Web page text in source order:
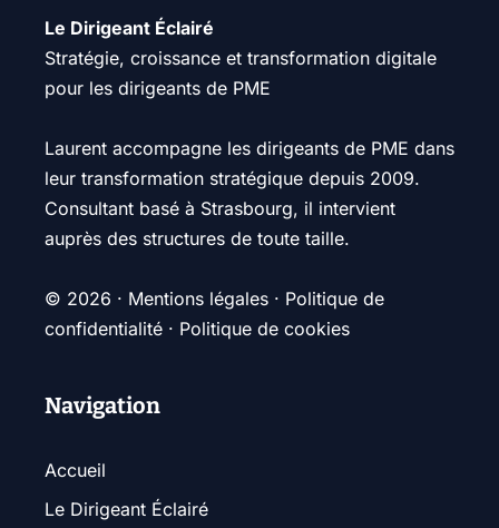
Le Dirigeant Éclairé
Stratégie, croissance et transformation digitale
pour les dirigeants de PME
Laurent accompagne les dirigeants de PME dans
leur transformation stratégique depuis 2009.
Consultant basé à Strasbourg, il intervient
auprès des structures de toute taille.
© 2026 · Mentions légales · Politique de
confidentialité · Politique de cookies
Navigation
Accueil
Le Dirigeant Éclairé